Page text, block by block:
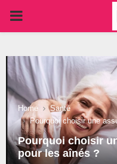
PRIMARY
Home
Santé
Pourquoi choisir une
Pourquoi choisir
pour les aînés ?